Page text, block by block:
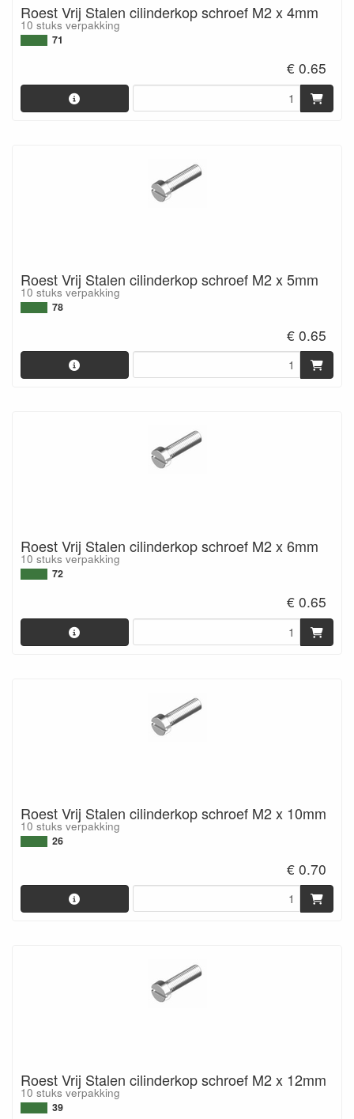
Roest Vrij Stalen cilinderkop schroef M2 x 4mm
10 stuks verpakking
71
€ 0.65
Roest Vrij Stalen cilinderkop schroef M2 x 5mm
10 stuks verpakking
78
€ 0.65
Roest Vrij Stalen cilinderkop schroef M2 x 6mm
10 stuks verpakking
72
€ 0.65
Roest Vrij Stalen cilinderkop schroef M2 x 10mm
10 stuks verpakking
26
€ 0.70
Roest Vrij Stalen cilinderkop schroef M2 x 12mm
10 stuks verpakking
39